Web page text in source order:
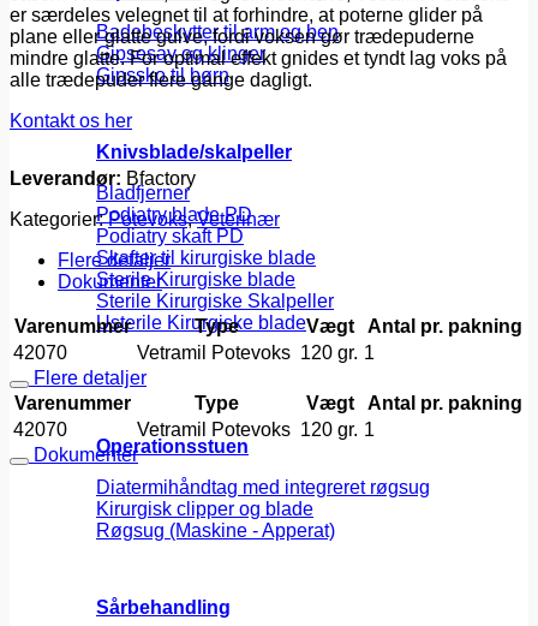
Badebeskytter til arm og ben
Gipsesav og klinger
Gipssko til børn
Knivsblade/skalpeller
Bladfjerner
Podiatry blade PD
Podiatry skaft PD
Skafter til kirurgiske blade
Sterile Kirurgiske blade
Sterile Kirurgiske Skalpeller
Usterile Kirurgiske blade
Operationsstuen
Diatermihåndtag med integreret røgsug
Kirurgisk clipper og blade
Røgsug (Maskine - Apperat)
Sårbehandling
er særdeles velegnet til at forhindre, at poterne glider på
plane eller glatte gulve, fordi voksen gør trædepuderne
mindre glatte. For optimal effekt gnides et tyndt lag voks på
alle trædepuder flere gange dagligt.
Kontakt os her
Leverandør: Bfactory
Kategorier:Potevoks,Veterinær
Flere detaljer
Dokumenter
Varenummer Type Vægt
Antal pr. pakning
42070
Vetramil Potevoks 120 gr. 1
Flere detaljer
Varenummer
Type Vægt
Antal pr. pakning
42070
Vetramil Potevoks 120 gr. 1
Dokumenter